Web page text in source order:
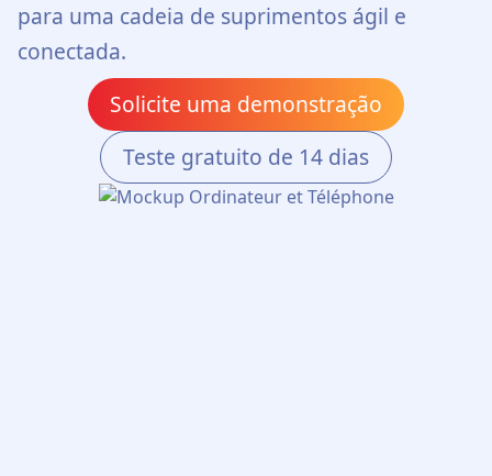
para uma cadeia de suprimentos ágil e
conectada.
Solicite uma demonstração
Teste gratuito de 14 dias